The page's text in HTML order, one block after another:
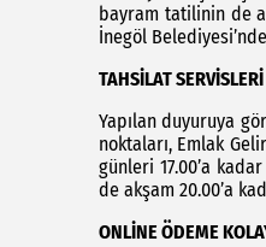
bayram tatilinin de
İnegöl
TAHSİLAT
Yapılan duyuruya
noktaları, Emlak
günleri 17.00’a
de akşam 20.00’a
ONLİNE ÖDEME